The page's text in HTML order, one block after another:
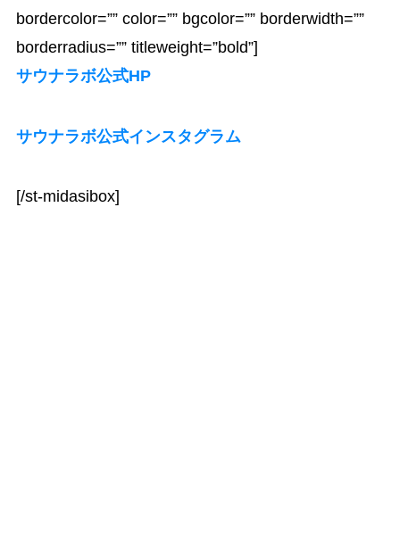
bordercolor=”” color=”” bgcolor=”” borderwidth=””
borderradius=”” titleweight=”bold”]
サウナラボ公式HP
サウナラボ公式インスタグラム
[/st-midasibox]